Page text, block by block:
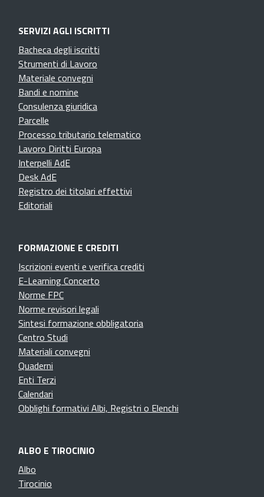
SERVIZI AGLI ISCRITTI
Bacheca degli iscritti
Strumenti di Lavoro
Materiale convegni
Bandi e nomine
Consulenza giuridica
Parcelle
Processo tributario telematico
Lavoro Diritti Europa
Interpelli AdE
Desk AdE
Registro dei titolari effettivi
Editoriali
FORMAZIONE E CREDITI
Iscrizioni eventi e verifica crediti
E-Learning Concerto
Norme FPC
Norme revisori legali
Sintesi formazione obbligatoria
Centro Studi
Materiali convegni
Quaderni
Enti Terzi
Calendari
Obblighi formativi Albi, Registri o Elenchi
ALBO E TIROCINIO
Albo
Tirocinio